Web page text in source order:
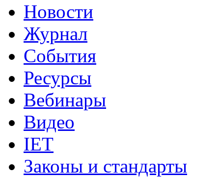
Новости
Журнал
События
Ресурсы
Вебинары
Видео
IET
Законы и стандарты